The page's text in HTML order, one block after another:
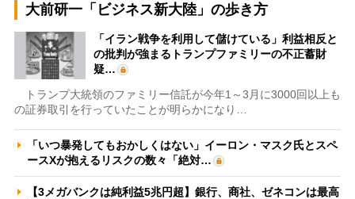
大前研一「ビジネス新大陸」の歩き方
「イラン戦争を利用して儲けている」利益相反と
の批判が強まるトランプファミリーの不正蓄財
疑…
トランプ大統領のファミリー信託が今年1～3月に3000回以上も
の証券取引を行っていたことが明らかになり…
「いつ暴発してもおかしくはない」イーロン・マスク氏とスペ
ースXが抱えるリスクの数々「絶対…
【3メガバンクは純利益5兆円超】銀行、商社、ゼネコンは最高